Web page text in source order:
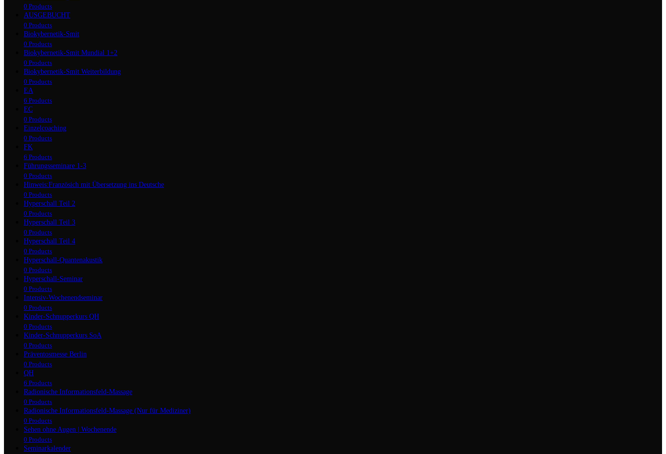
0 Products
AUSGEBUCHT
0 Products
Biokybernetik-Smit
0 Products
Biokybernetik-Smit Mundial 1+2
0 Products
Biokybernetik-Smit Weiterbildung
0 Products
EA
6 Products
EC
0 Products
Einzelcoaching
0 Products
FK
6 Products
Führungsseminare 1-3
0 Products
Hinweis:Französich mit Übersetzung ins Deutsche
0 Products
Hyperschall Teil 2
0 Products
Hyperschall Teil 3
0 Products
Hyperschall Teil 4
0 Products
Hyperschall-Quantenakustik
0 Products
Hyperschall-Seminar
0 Products
Intensiv-Wochenendseminar
0 Products
Kinder-Schnupperkurs QH
0 Products
Kinder-Schnupperkurs SoA
0 Products
Präventosmesse Berlin
0 Products
QH
6 Products
Radionische Informationsfeld-Massage
0 Products
Radionische Informationsfeld-Massage (Nur für Mediziner)
0 Products
Sehen ohne Augen | Wochenende
0 Products
Seminarkalender